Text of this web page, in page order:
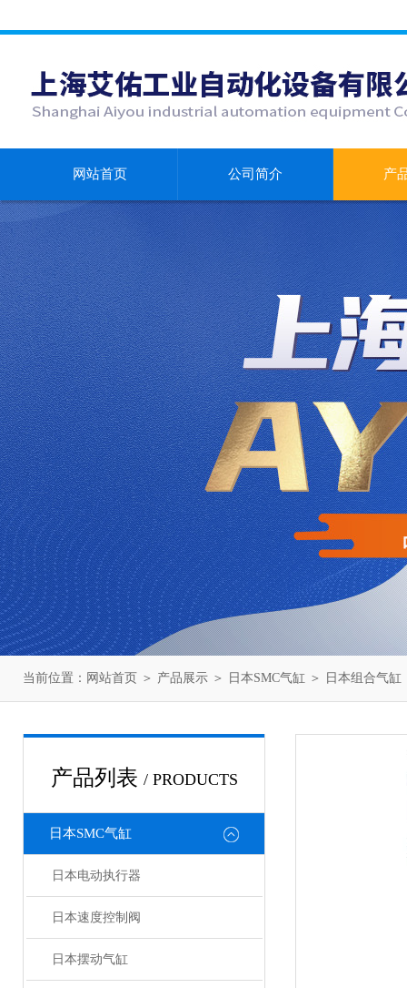
网站首页 公司简介 产
当前位置： 网站首页 ＞ 产品展示 ＞ 日本SMC气缸 ＞ 日本组合气缸
产品列表 / PRODUCTS
日本SMC气缸
日本电动执行器
日本速度控制阀
日本摆动气缸